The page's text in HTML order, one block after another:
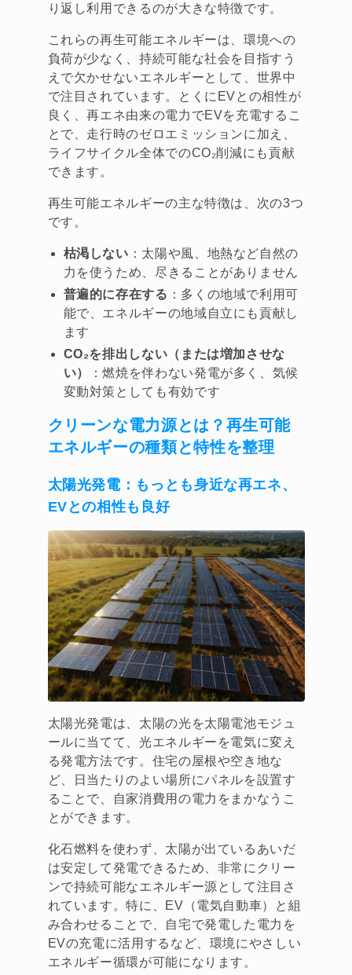
り返し利用できるのが大きな特徴です。
これらの再生可能エネルギーは、環境への
負荷が少なく、持続可能な社会を目指すう
えで欠かせないエネルギーとして、世界中
で注目されています。とくにEVとの相性が
良く、再エネ由来の電力でEVを充電するこ
とで、走行時のゼロエミッションに加え、
ライフサイクル全体でのCO₂削減にも貢献
できます。
再生可能エネルギーの主な特徴は、次の3つ
です。
枯渇しない ：太陽や風、地熱など自然の
力を使うため、尽きることがありません
普遍的に存在する ：多くの地域で利用可
能で、エネルギーの地域自立にも貢献し
ます
CO₂を排出しない（または増加させな
い）
：燃焼を伴わない発電が多く、気候
変動対策としても有効です
クリーンな電力源とは？再生可能
エネルギーの種類と特性を整理
太陽光発電：もっとも身近な再エネ、
EVとの相性も良好
太陽光発電は、太陽の光を太陽電池モジュ
ールに当てて、光エネルギーを電気に変え
る発電方法です。住宅の屋根や空き地な
ど、日当たりのよい場所にパネルを設置す
ることで、自家消費用の電力をまかなうこ
とができます。
化石燃料を使わず、太陽が出ているあいだ
は安定して発電できるため、非常にクリー
ンで持続可能なエネルギー源として注目さ
れています。特に、EV（電気自動車）と組
み合わせることで、自宅で発電した電力を
EVの充電に活用するなど、環境にやさしい
エネルギー循環が可能になります。